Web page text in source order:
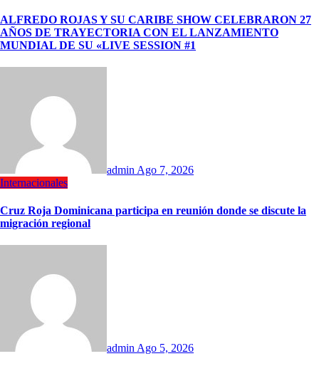
ALFREDO ROJAS Y SU CARIBE SHOW CELEBRARON 27
AÑOS DE TRAYECTORIA CON EL LANZAMIENTO
MUNDIAL DE SU «LIVE SESSION #1
admin Ago 7, 2026
Internacionales
Cruz Roja Dominicana participa en reunión donde se discute la
migración regional
admin Ago 5, 2026